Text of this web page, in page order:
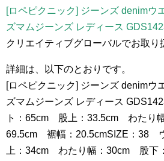
[ロペピクニック] ジーンズ denimウ
ズマムジーンズ レディース
クリエイティブグローバルでお取り
詳細は、以下のとおりです。
[ロペピクニック] ジーンズ denimウ
ズマムジーンズ レディース
ト：65cm 股上：33.5cm わたり
69.5cm 裾幅：20.5cmSIZE：38
上：34cm わたり幅：30cm 股下